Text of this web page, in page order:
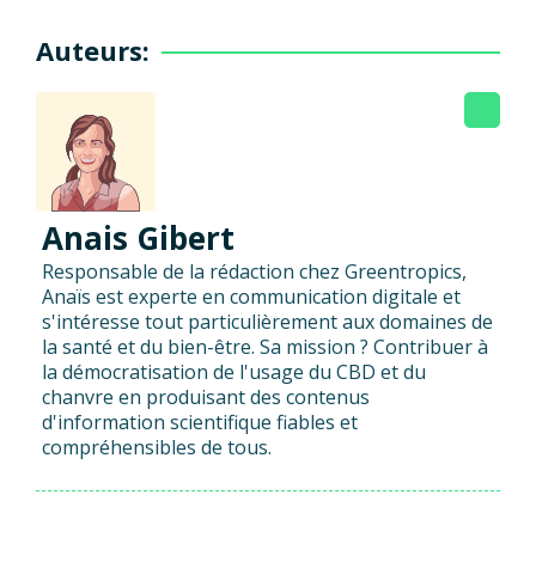
Auteurs:
Anais Gibert
Responsable de la rédaction chez Greentropics,
Anaïs est experte en communication digitale et
s'intéresse tout particulièrement aux domaines de
la santé et du bien-être. Sa mission ? Contribuer à
la démocratisation de l'usage du CBD et du
chanvre en produisant des contenus
d'information scientifique fiables et
compréhensibles de tous.